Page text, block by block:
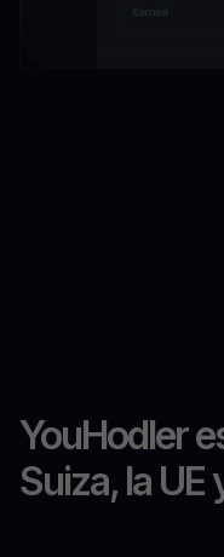
YouHodler
Suiza, la